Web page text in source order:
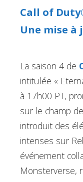
Call of
Une mise
La saison 4 de
intitulée «
à 17h00 PT,
sur le champ
introduit des
intenses sur
événement
Monsterverse,